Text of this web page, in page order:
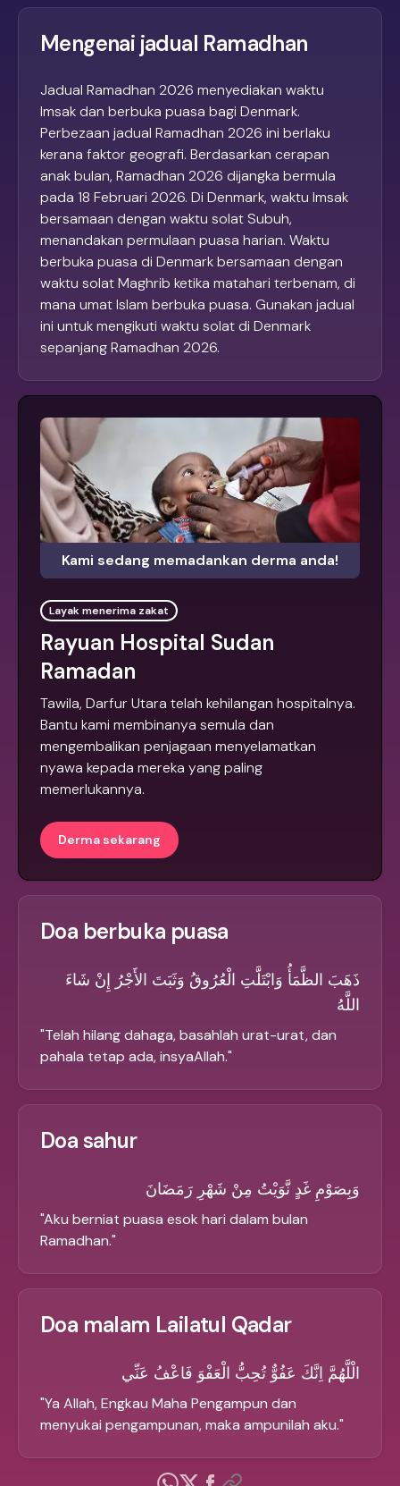
Mengenai jadual Ramadhan
Jadual Ramadhan 2026 menyediakan waktu
Imsak dan berbuka puasa bagi Denmark.
Perbezaan jadual Ramadhan 2026 ini berlaku
kerana faktor geografi. Berdasarkan cerapan
anak bulan, Ramadhan 2026 dijangka bermula
pada 18 Februari 2026. Di Denmark, waktu Imsak
bersamaan dengan waktu solat Subuh,
menandakan permulaan puasa harian. Waktu
berbuka puasa di Denmark bersamaan dengan
waktu solat Maghrib ketika matahari terbenam, di
mana umat Islam berbuka puasa. Gunakan jadual
ini untuk mengikuti waktu solat di Denmark
sepanjang Ramadhan 2026.
Kami sedang memadankan derma anda!
Layak menerima zakat
Rayuan Hospital Sudan
Ramadan
Tawila, Darfur Utara telah kehilangan hospitalnya.
Bantu kami membinanya semula dan
mengembalikan penjagaan menyelamatkan
nyawa kepada mereka yang paling
memerlukannya.
Derma sekarang
Doa berbuka puasa
ذَهَبَ الظَّمَأُ وَابْتَلَّتِ الْعُرُوقُ وَثَبَتَ الأَجْرُ إِنْ شَاءَ
اللَّهُ
"Telah hilang dahaga, basahlah urat-urat, dan
pahala tetap ada, insyaAllah."
Doa sahur
وَبِصَوْمِ غَدٍ نَّوَيْتُ مِنْ شَهْرِ رَمَضَانَ
"Aku berniat puasa esok hari dalam bulan
Ramadhan."
Doa malam Lailatul Qadar
الْلَّهُمَّ اِنَّكَ عَفُوٌّ تُحِبُّ الْعَفْوَ فَاعْفُ عَنِّي
"Ya Allah, Engkau Maha Pengampun dan
menyukai pengampunan, maka ampunilah aku."